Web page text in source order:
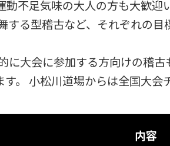
不足気味の大人の方も大歓迎
る型稽古など、それぞれの目
大会に参加する方向けの稽
。 小松川道場からは全国大会
内容